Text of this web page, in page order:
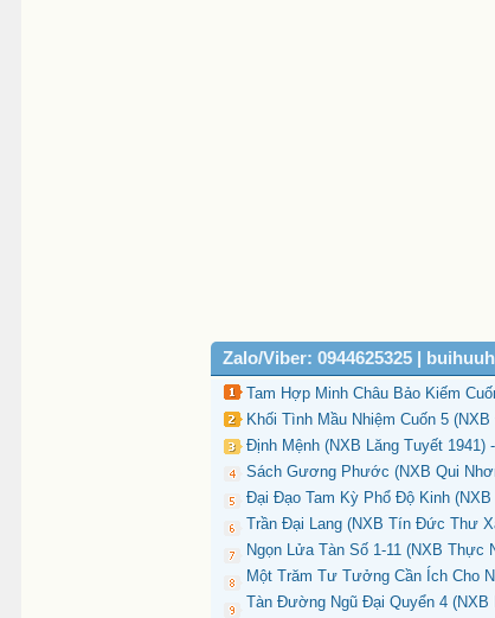
Zalo/Viber: 0944625325 |
Tam Hợp Minh Châu Bảo Kiếm
Khối Tình Mầu Nhiệm Cuốn 5
Định Mệnh (NXB Lăng Tuyết 1941)
Sách Gương Phước (NXB Qui
Đại Đạo Tam Kỳ Phổ Độ Kinh
Trần Đại Lang (NXB Tín Đức Thư
Ngọn Lửa Tàn Số 1-11 (NXB Thực
Một Trăm Tư Tưởng Cần Ích Cho
Tàn Đường Ngũ Đại Quyển 4